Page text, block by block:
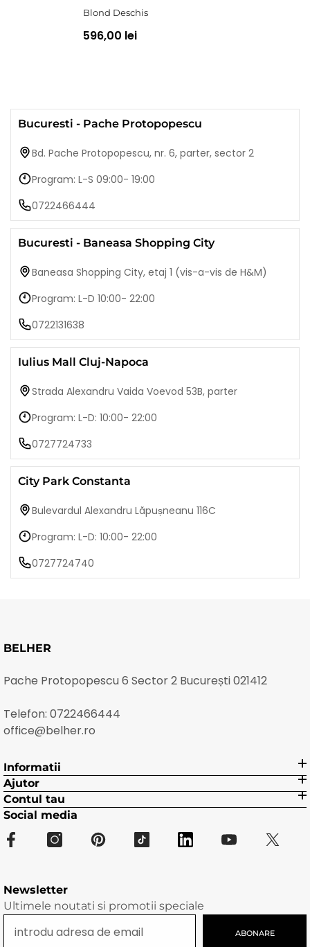
Blond Deschis
596,00 lei
Bucuresti - Pache Protopopescu
Bd. Pache Protopopescu, nr. 6, parter, sector 2
Program: L-S 09:00- 19:00
0722466444
Bucuresti - Baneasa Shopping City
Baneasa Shopping City, etaj 1 (vis-a-vis de H&M)
Program: L-D 10:00- 22:00
0722131638
Iulius Mall Cluj-Napoca
Strada Alexandru Vaida Voevod 53B, parter
Program: L-D: 10:00- 22:00
0727724733
City Park Constanta
Bulevardul Alexandru Lăpușneanu 116C
Program: L-D: 10:00- 22:00
0727724740
BELHER
Pache Protopopescu 6 Sector 2 București 021412
Telefon: 0722466444
office@belher.ro
Informatii
Ajutor
Contul tau
Social media
Newsletter
Ultimele noutati si promotii speciale
ABONARE